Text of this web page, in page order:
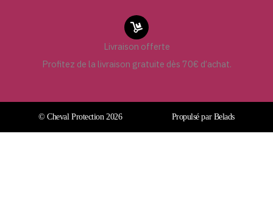
Livraison offerte
Profitez de la livraison gratuite dès 70€ d’achat.
© Cheval Protection 2026 Propulsé par Belads